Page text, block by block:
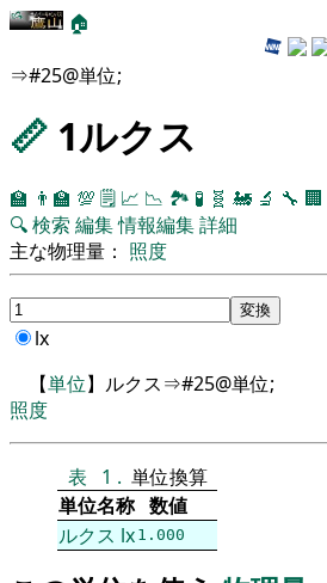
🏠
⇒#25@単位;
📏 1ルクス
🏫 👨‍🏫 💯 🗒️ 📈 📉 🏞 🧪 🧬 🚂 🔬 🔧 🏢
🔍検索 編集情報編集詳細
主な物理量： 照度
lx
【単位】ルクス⇒#25@単位;
照度
表 1 . 単位換算
単位名称 数値
ルクス lx 1.000